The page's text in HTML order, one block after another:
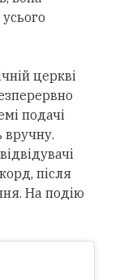
церкві
подачі
вручну.
після
На подію